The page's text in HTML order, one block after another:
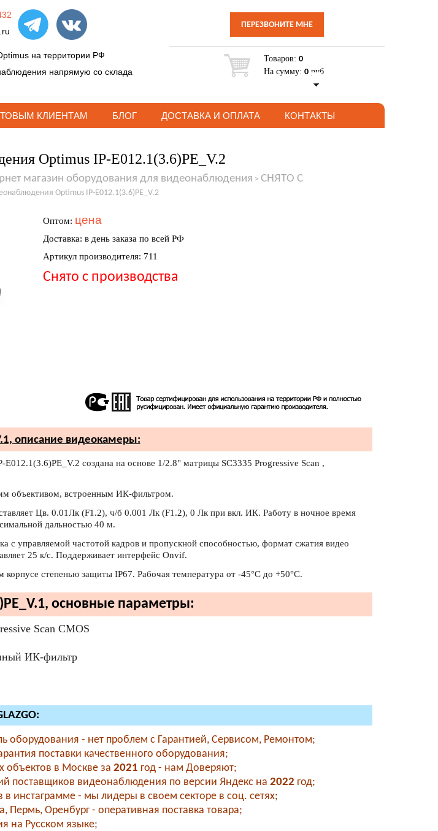
на территории РФ
напрямую со склада
ПЕРЕЗВОНИТЕ МНЕ
Товаров: 0
На сумму: 0 руб
КЛИЕНТАМ БЛОГ ДОСТАВКА И ОПЛАТА КОНТАКТЫ
Optimus IP-E012.1(3.6)PE_V.2
магазин оборудования для видеонаблюдения > СНЯТО С
Optimus IP-E012.1(3.6)PE_V.2
Оптом: цена
Доставка: в день заказа по всей РФ
Артикул производителя: 711
Снято с производства
описание видеокамеры:
создана на основе 1/2.8" матрицы SC3335 Progressive Scan ,
объективом, встроенным ИК-фильтром.
Цв. 0.01Лк (F1.2), ч/б 0.001 Лк (F1.2), 0 Лк при вкл. ИК. Работу в ночное время
дальностью 40 м.
с управляемой частотой кадров и пропускной способностью, формат сжатия видео
25 к/с. Поддерживает интерфейс Onvif.
корпусе степенью защиты IP67. Рабочая температура от -45°С до +50°С.
основные параметры:
Scan CMOS
ИК-фильтр
оборудования - нет проблем с Гарантией, Сервисом, Ремонтом;
поставки качественного оборудования;
объектов в Москве за 2021 год - нам Доверяют;
поставщиков видеонаблюдения по версии Яндекс на 2022 год;
в инстаграмме - мы лидеры в своем секторе в соц. сетях;
Пермь, Оренбург - оперативная поставка товара;
на Русском языке;